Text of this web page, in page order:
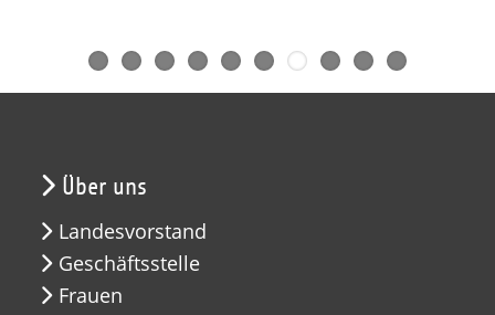
Über uns
Landesvorstand
Geschäftsstelle
Frauen